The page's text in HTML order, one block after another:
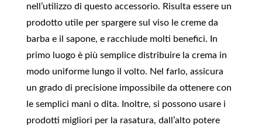
nell’utilizzo di questo accessorio. Risulta essere un
prodotto utile per spargere sul viso le creme da
barba e il sapone, e racchiude molti benefici. In
primo luogo è più semplice distribuire la crema in
modo uniforme lungo il volto. Nel farlo, assicura
un grado di precisione impossibile da ottenere con
le semplici mani o dita. Inoltre, si possono usare i
prodotti migliori per la rasatura, dall’alto potere